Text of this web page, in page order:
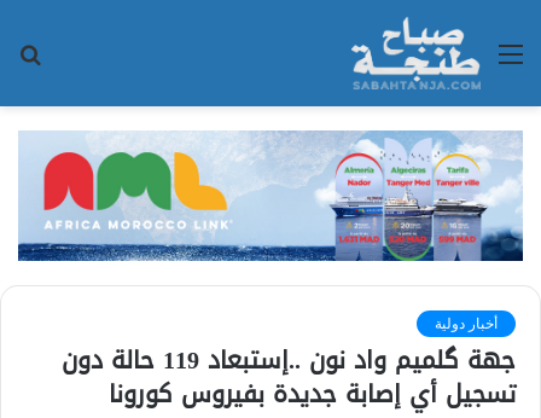
القائمة
أخبار دولية
جهة گلميم واد نون ..إستبعاد 119 حالة دون
تسجيل أي إصابة جديدة بفيروس كورونا